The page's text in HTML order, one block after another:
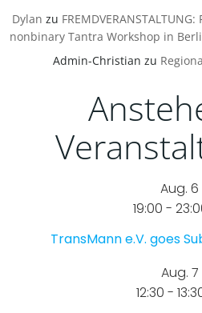
Dylan zu
nonbinary Tantra Workshop in
Admin-Christian zu
Aug. 6
19:00 -
TransMann e.V. goes
Aug. 7
12:30 -